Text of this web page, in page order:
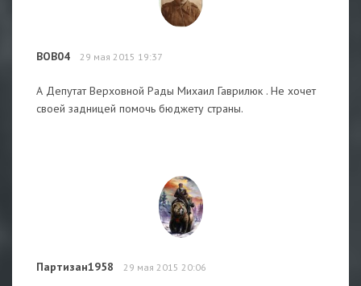
BOB04 29 мая 2015 19:37
А Депутат Верховной Рады Михаил Гаврилюк . Не хочет
своей задницей помочь бюджету страны.
Партизан1958 29 мая 2015 20:06